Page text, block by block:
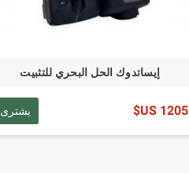
إيساتدوك الحل البحري للتثبيت
1205 US$ يشترى